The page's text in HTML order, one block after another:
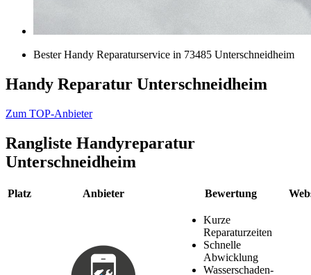
Bester Handy Reparaturservice in 73485 Unterschneidheim
Handy Reparatur Unterschneidheim
Zum TOP-Anbieter
Rangliste Handyreparatur
Unterschneidheim
Platz Anbieter Bewertung
Kurze
Reparaturzeiten
Schnelle
Abwicklung
Wasserschaden-